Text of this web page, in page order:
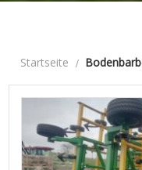
Startseite